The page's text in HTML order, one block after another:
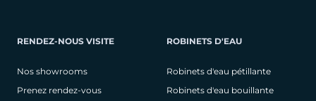
RENDEZ-NOUS VISITE
Nos showrooms
Prenez rendez-vous
ROBINETS D'EAU
Robinets d'eau pétillante
Robinets d'eau bouillante